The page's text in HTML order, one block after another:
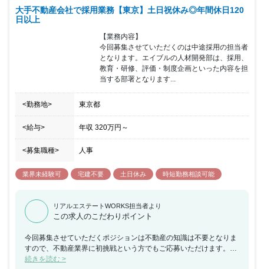
トワークも国や都の要請を踏まえて都度会社が決定しており、第5
派の際は週3日でテレワークを実施し、解除後は時差出勤制度を活
用と情勢に合わせて柔軟に対応しています。年間休日120日・完全
週休2日制（土・日・祝）と休みがしっかりとれる環境によって仕
事とプライベートを充実させることのできる環境です。
大手不動産会社で採用業務【東京】土日祝休み◎年間休日120
日以上
【業務内容】
今回募集させていただくのは中途採用の担当者
となります。エイブルの人材開発部は、採用、
教育・研修、評価・制度企画といった内容を担
当する部署となります...
<勤務地> 東京都
<給与> 年収 320万円 ～
<募集職種> 人事
業界未経験可 宅建不要 土日休み 時短勤務相談可能
リアルエステートWORKS担当者より
この求人のこだわりポイント
今回募集させていただくポジションは不動産の知識は不要となりま
すので、不動産業界に初挑戦という方でもご応募いただけます。人
材業界でのご経験がある方は、今までの経験をを活かすことができ
続きを読む >